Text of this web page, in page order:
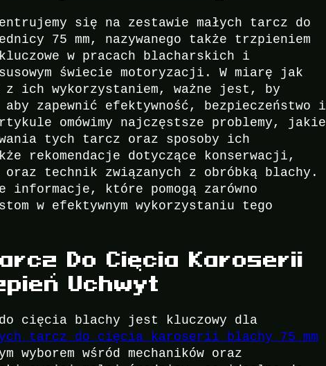
się na zestawie małych tarcz do
75 mm, nazywanego także trzpieniem
w pracach blacharskich i
świecie motoryzacji. W miarę jak
z ich wykorzystaniem, ważne jest, by
zapewnić efektywność, bezpieczeństwo i
omówimy najczęstsze problemy, jakie
tych tarcz oraz sposoby ich
rekomendacje dotyczące konserwacji,
oraz technik związanych z obróbką blachy.
informacje, które pomogą zarówno
w efektywnym wykorzystaniu tego
Do Cięcia Karoserii
Uchwyt
do cięcia blachy jest kluczowy dla
tarcz do cięcia karoserii blachy 75 mm
wyborem wśród mechaników oraz